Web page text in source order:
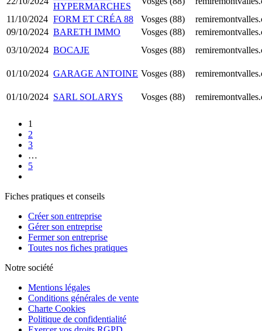
HYPERMARCHES
11/10/2024 FORM ET CRÉA 88 Vosges (88)
09/10/2024 BARETH IMMO Vosges (88)
03/10/2024 BOCAJE Vosges (88)
01/10/2024 GARAGE ANTOINE Vosges (88)
01/10/2024 SARL SOLARYS Vosges (88)
1
2
3
…
5
Fiches pratiques et conseils
Créer son entreprise
Gérer son entreprise
Fermer son entreprise
Toutes nos fiches pratiques
Notre société
Mentions légales
Conditions générales de vente
Charte Cookies
Politique de confidentialité